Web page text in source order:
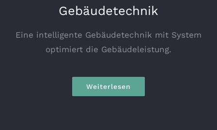
Gebäudetechnik
Eine intelligente Gebäudetechnik mit System
optimiert die Gebäudeleistung.
Weiterlesen